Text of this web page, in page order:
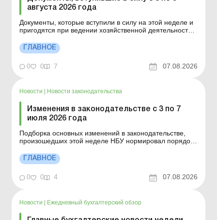
августа 2026 года
Документы, которые вступили в силу на этой неделе и
пригодятся при ведении хозяйственной деятельности.
финансистов» Постановление КМУ от 03.08.2026 №
987 «О внесении изменений в пункт 1 постановления
ГЛАВНОЕ
0 0 7 07.08.2026
Новости Новости законодательства
Изменения в законодательстве с 3 по 7
июля 2026 года
Подборка основных изменений в законодательстве,
произошедших этой неделе НБУ нормировал порядок
согласия плательщика Нацбанк нормировал порядок
выполнения предоставителями платежных услуг
дебетового перевода денежных средств без согласия
плательщик...
ГЛАВНОЕ
0 0 4 07.08.2026
Новости | Ежедневный бухгалтерский обзор